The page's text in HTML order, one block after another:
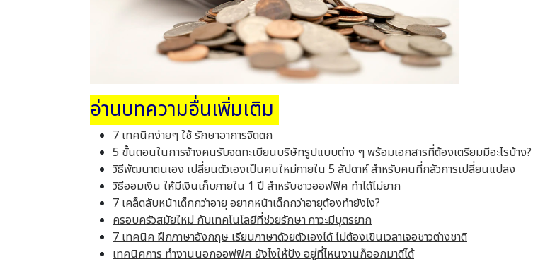
อ่านบทความอื่นเพิ่มเติม
7 เทคนิคง่ายๆ ใช้ รักษาอาการจิตตก
5 ขั้นตอนในการจ้างคนรับจดทะเบียนบริษัทรูปแบบต่าง ๆ พร้อมเอกสารที่ต้องเตรียมมีอะไรบ้าง?
วิธีพัฒนาตนเอง เปลี่ยนตัวเองเป็นคนใหม่ภายใน 5 สัปดาห์ สำหรับคนที่กลัวการเปลี่ยนแปลง
วิธีออมเงิน ให้มีเงินเก็บภายใน 1 ปี สำหรับชาวออฟฟิศ ทำได้ไม่ยาก
7 เคล็ดลับหน้าเด็กกว่าอายุ อยากหน้าเด็กกว่าอายุต้องทำยังไง?
ครอบครัวสมัยใหม่ กับเทคโนโลยีที่ช่วยรักษา ภาวะมีบุตรยาก
7 เทคนิค ฝึกภาษาอังกฤษ เรียนภาษาด้วยตัวเองได้ ไม่ต้องเขินเวลาเจอชาวต่างชาติ
เทคนิคการ ทำงานนอกออฟฟิศ ยังไงให้ปัง อยู่ที่ไหนงานก็ออกมาดีได้